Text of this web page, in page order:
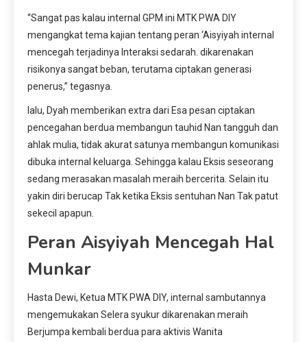
“Sangat pas kalau internal GPM ini MTK PWA DIY
mengangkat tema kajian tentang peran ‘Aisyiyah internal
mencegah terjadinya Interaksi sedarah. dikarenakan
risikonya sangat beban, terutama ciptakan generasi
penerus,” tegasnya.
lalu, Dyah memberikan extra dari Esa pesan ciptakan
pencegahan berdua membangun tauhid Nan tangguh dan
ahlak mulia, tidak akurat satunya membangun komunikasi
dibuka internal keluarga. Sehingga kalau Eksis seseorang
sedang merasakan masalah meraih bercerita. Selain itu
yakin diri berucap Tak ketika Eksis sentuhan Nan Tak patut
sekecil apapun.
Peran Aisyiyah Mencegah Hal
Munkar
Hasta Dewi, Ketua MTK PWA DIY, internal sambutannya
mengemukakan Selera syukur dikarenakan meraih
Berjumpa kembali berdua para aktivis Wanita